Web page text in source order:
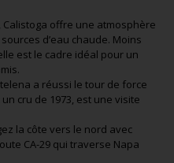
Calistoga offre une atmosphère
d’eau chaude. Moins
est le cadre idéal pour un
a réussi le tour de force
cru de 1973, est une visite
la côte vers le nord avec
CA-29 qui traverse Napa